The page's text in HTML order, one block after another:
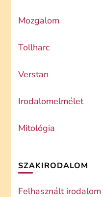
Mozgalom
Tollharc
Verstan
Irodalomelmélet
Mitológia
SZAKIRODALOM
Felhasznált irodalom